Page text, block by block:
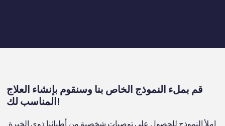
قم بملء النموذج الخاص بنا وسنقوم بإنشاء العلاج
المناسب لك!
إملأ النموذج للحصول على توصيات شخصية من أطبائنا ذوي الخبرة.